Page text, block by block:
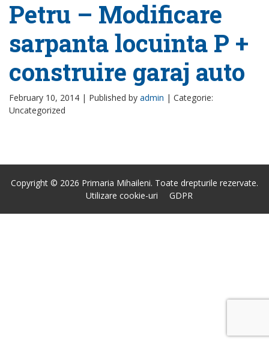
Petru – Modificare
sarpanta locuinta P +
construire garaj auto
February 10, 2014 | Published by admin | Categorie:
Uncategorized
Copyright © 2026 Primaria Mihaileni. Toate drepturile rezervate.
Utilizare cookie-uri
GDPR